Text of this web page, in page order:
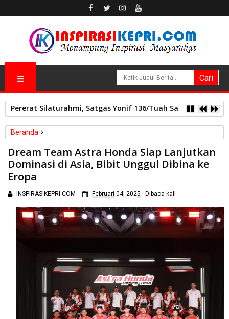
Pererat Silaturahmi, Satgas Yonif 136/Tuah Sakti Pos Ilu
Beranda
Dream Team Astra Honda Siap Lanjutkan Dominasi di Asia, Bibit
Unggul Dibina ke Eropa
Dream Team Astra Honda Siap Lanjutkan
Dominasi di Asia, Bibit Unggul Dibina ke
Eropa
INSPIRASIKEPRI.COM Februari 04, 2025 Dibaca kali